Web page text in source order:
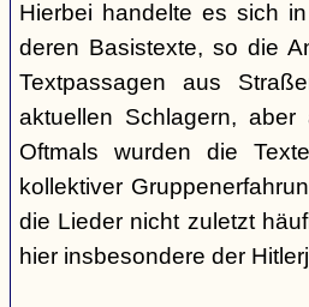
Hierbei handelte es sich
deren Basistexte, so die
Textpassagen aus
aktuellen Schlagern,
Oftmals wurden die
kollektiver
die Lieder nicht zuletzt
hier insbesondere der